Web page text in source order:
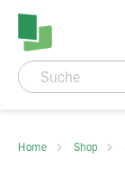
Seitenanfang
Direkt
Hauptnavigation
Direkt
zum
Hauptinhalt
Direkt
zum
Direkt
Home Shop